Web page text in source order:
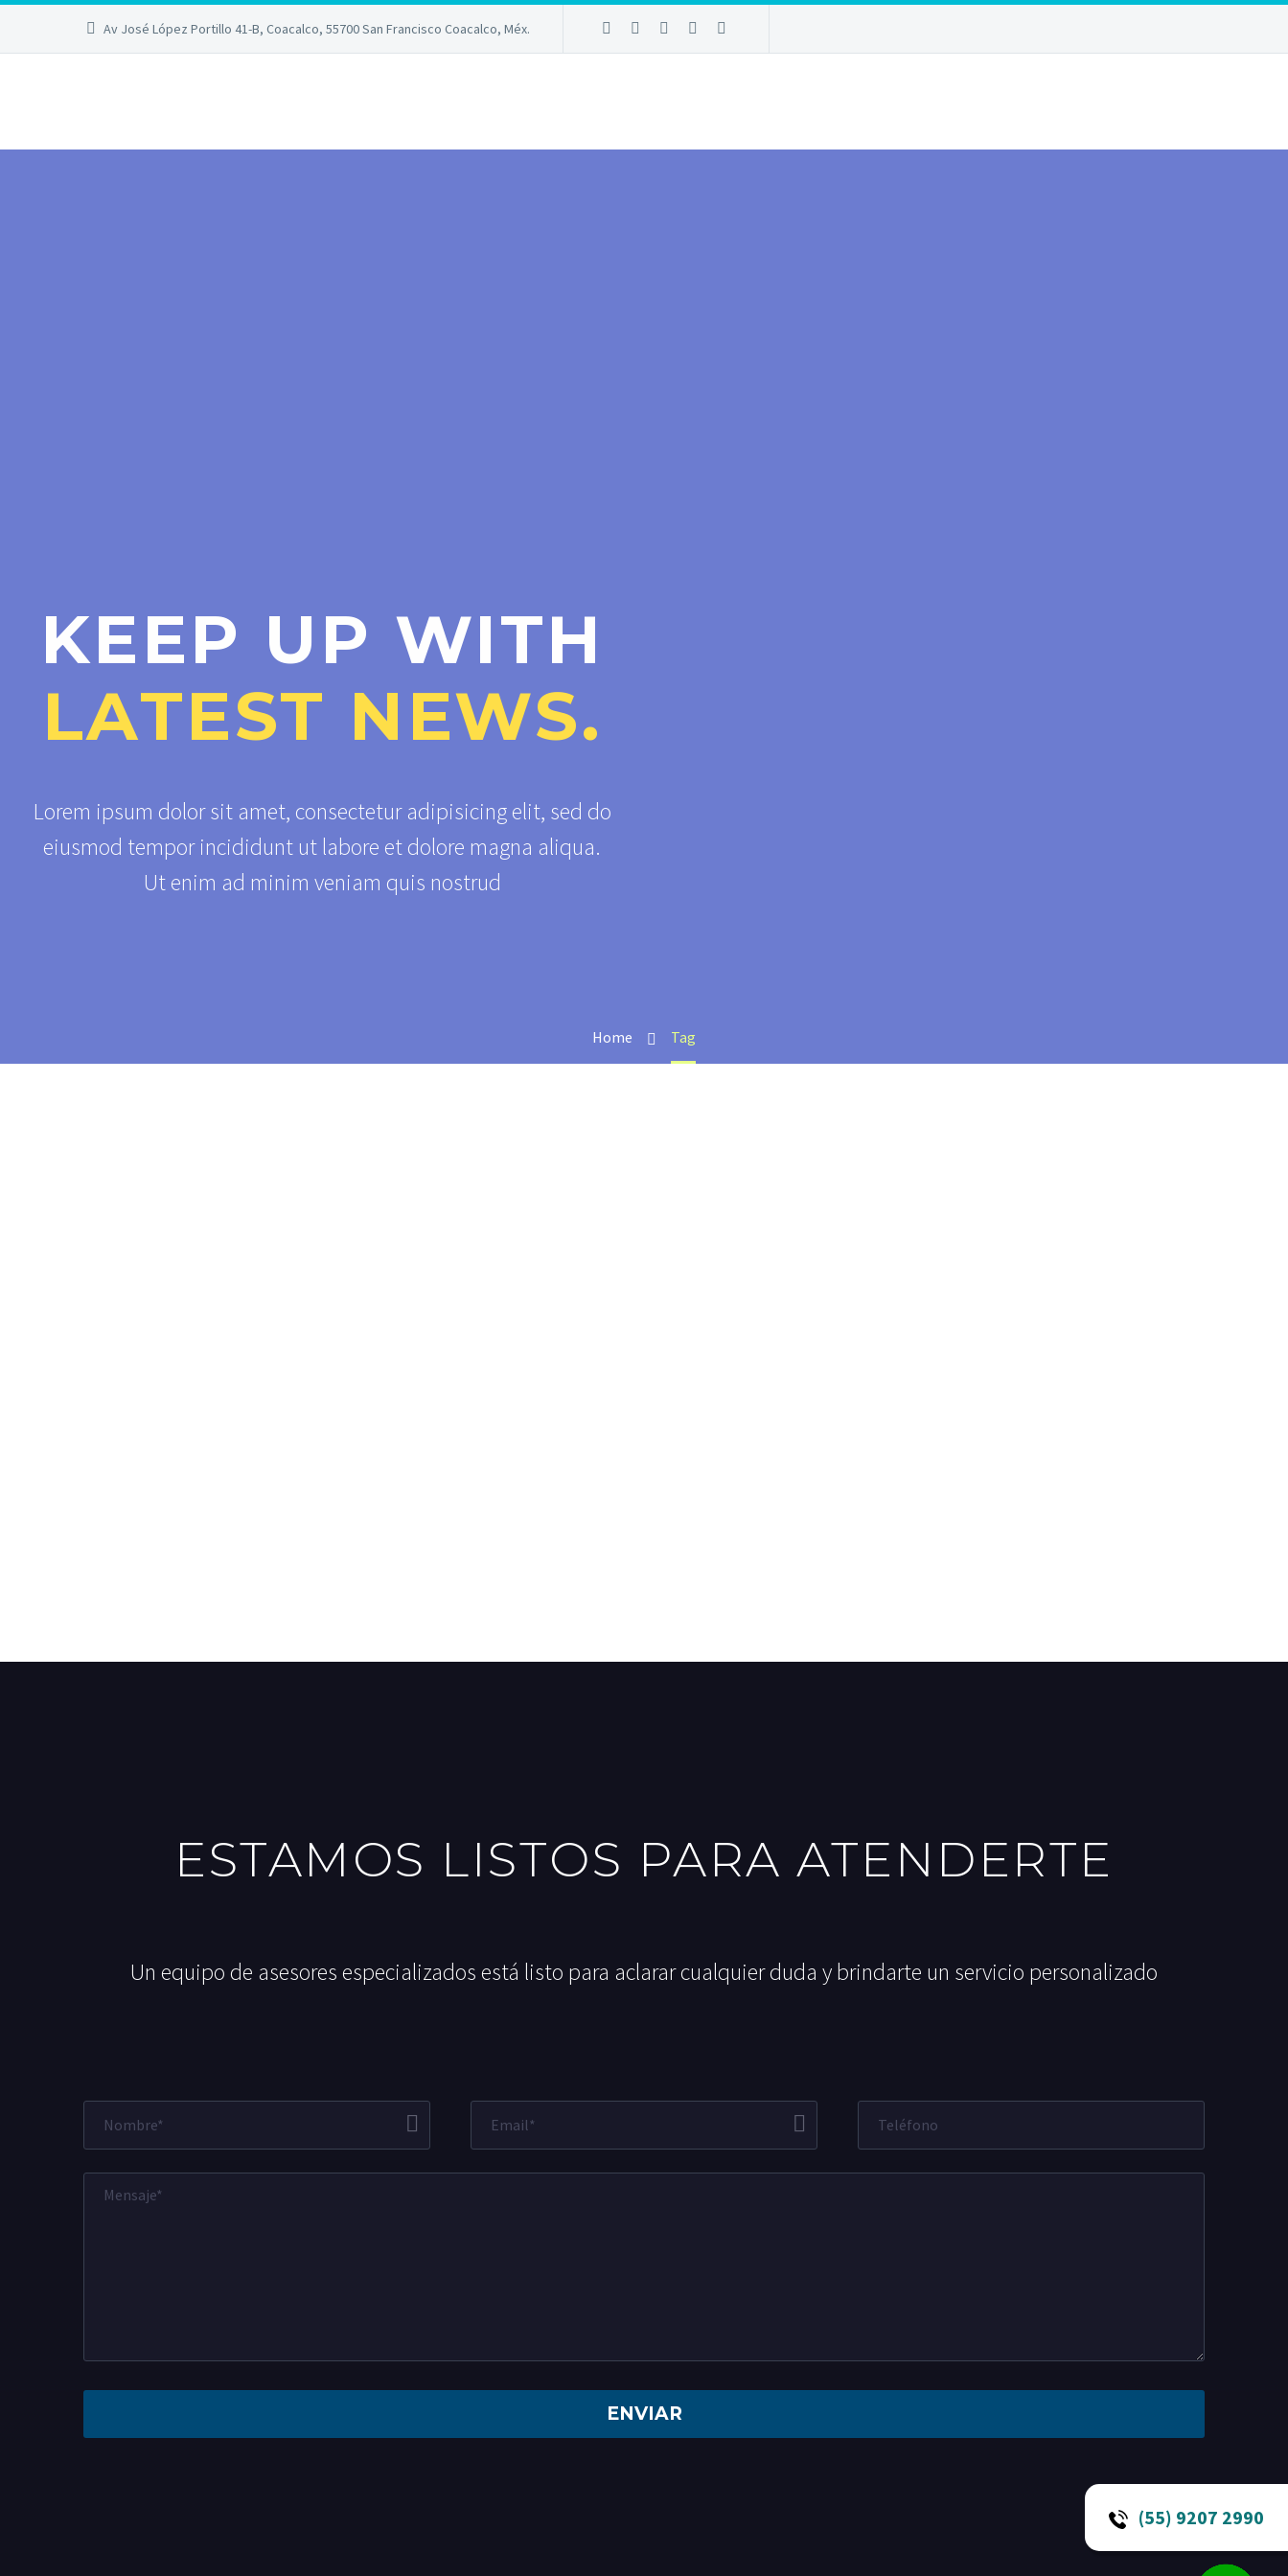
Av José López Portillo 41-B, Coacalco, 55700 San Francisco Coacalco, Méx.
KEEP UP WITH
LATEST NEWS.
Lorem ipsum dolor sit amet, consectetur adipisicing elit, sed do
eiusmod tempor incididunt ut labore et dolore magna aliqua.
Ut enim ad minim veniam quis nostrud
Home Tag
(55) 9207 2990
ESTAMOS LISTOS PARA ATENDERTE
Un equipo de asesores especializados está listo para aclarar cualquier duda y brindarte un servicio personalizado